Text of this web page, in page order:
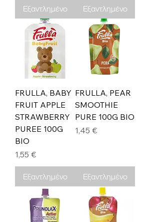
Εξαντλημένο Εξαντλημένο
FRULLA, BABY
FRUIT APPLE
STRAWBERRY
PUREE 100G
BIO
Τιμή
1,55 €
Εξαντλημένο
FRULLA, PEAR
SMOOTHIE
PURE 100G BIO
Τιμή
1,45 €
Εξαντλημένο